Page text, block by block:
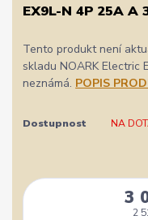
EX9L-N 4P 25A A
Tento produkt není
skladu NOARK Electric
neznámá. POPIS
Dostupnost NA
3
2